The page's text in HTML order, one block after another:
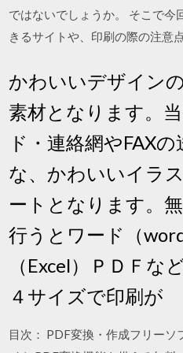
ではないでしょうか。 そこで今
きるサイトや、印刷の際の注意
かわいいデザイン
素材となります。
ド・連絡網やFAX
な、かわいいイラ
ートとなります。
行うとワード（
（Excel）ＰＤＦな
４サイズで印刷が
目次： PDF変換・作成フリーソ